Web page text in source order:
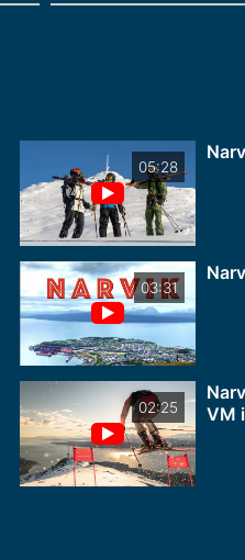
05:28
03:31
02:25
VM